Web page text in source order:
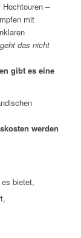
–
mit
das nicht
gibt es eine
werden
bietet,